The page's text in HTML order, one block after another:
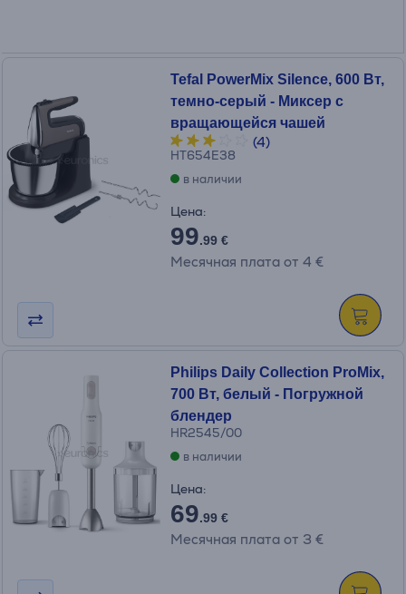
Tefal PowerMix Silence, 600 Вт,
темно-серый - Миксер с
вращающейся чашей
(4)
HT654E38
в наличии
Цена:
99.99 €
Месячная плата от 4 €
Philips Daily Collection ProMix,
700 Вт, белый - Погружной
блендер
HR2545/00
в наличии
Цена:
69.99 €
Месячная плата от 3 €